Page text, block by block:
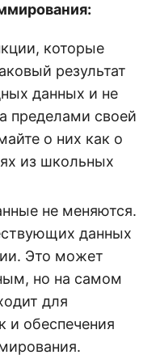
которые
результат
данных и не
пределами своей
о них как о
из школьных
не меняются.
данных
Это может
но на самом
для
и обеспечения